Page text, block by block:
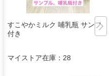
すこやかミルク 哺乳瓶 サンプル
付き
マイストア在庫： 28